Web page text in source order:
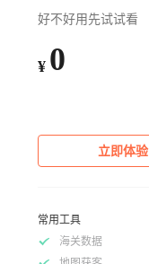
好不好用先试试看
¥ 0
立即体验
常用工具
海关数据